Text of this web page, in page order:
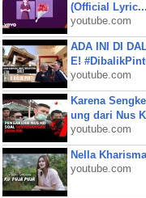
(Official Lyric...
youtube.com
ADA INI DI
E!
youtube.com
Karena
ung dari Nus
youtube.com
Nella
youtube.com